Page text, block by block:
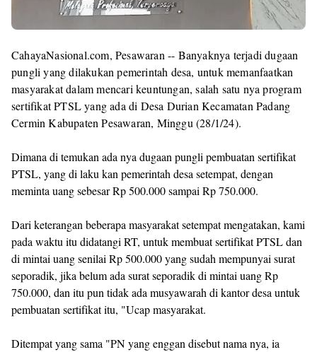
CahayaNasional.com, Pesawaran -- Banyaknya terjadi dugaan
pungli yang dilakukan pemerintah desa, untuk memanfaatkan
masyarakat dalam mencari keuntungan, salah satu nya program
sertifikat PTSL yang ada di Desa Durian Kecamatan Padang
Cermin Kabupaten Pesawaran, Minggu (28/1/24).
Dimana di temukan ada nya dugaan pungli pembuatan sertifikat
PTSL, yang di laku kan pemerintah desa setempat, dengan
meminta uang sebesar Rp 500.000 sampai Rp 750.000.
Dari keterangan beberapa masyarakat setempat mengatakan, kami
pada waktu itu didatangi RT, untuk membuat sertifikat PTSL dan
di mintai uang senilai Rp 500.000 yang sudah mempunyai surat
seporadik, jika belum ada surat seporadik di mintai uang Rp
750.000, dan itu pun tidak ada musyawarah di kantor desa untuk
pembuatan sertifikat itu, "Ucap masyarakat.
Ditempat yang sama "PN yang enggan disebut nama nya, ia